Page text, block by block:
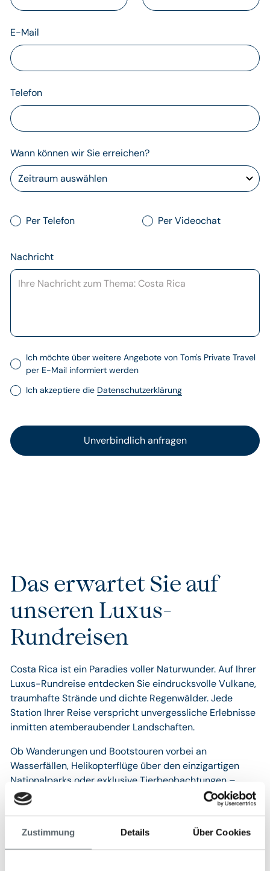
Zustimmung Details Über Cookies
E-Mail
Telefon
Wann können wir Sie erreichen?
Per Telefon Per Videochat
Nachricht
Ich möchte über weitere Angebote von Tom's Private Travel
per E-Mail informiert werden
Ich akzeptiere die Datenschutzerklärung
Das erwartet Sie auf
unseren Luxus-
Rundreisen
Costa Rica ist ein Paradies voller Naturwunder. Auf Ihrer
Luxus-Rundreise entdecken Sie eindrucksvolle Vulkane,
traumhafte Strände und dichte Regenwälder. Jede
Station Ihrer Reise verspricht unvergessliche Erlebnisse
inmitten atemberaubender Landschaften.
Ob Wanderungen und Bootstouren vorbei an
Wasserfällen, Helikopterflüge über den einzigartigen
Nationalparks oder exklusive Tierbeobachtungen –
Costa Rica bietet unzählige Möglichkeiten, Natur und
Abenteuer auf höchstem Niveau zu genießen. Jeder
entspanntes und tiefgreifendes Naturerlebnis zu
garantieren. Kontaktieren Sie uns jetzt und lassen Sie